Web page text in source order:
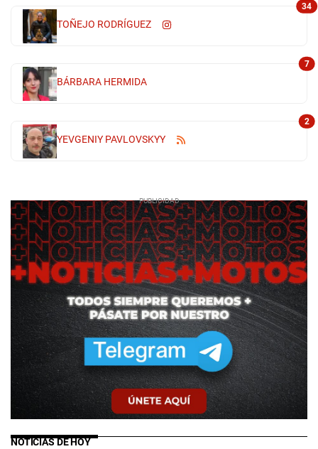
TOÑEJO RODRÍGUEZ
34
BÁRBARA HERMIDA
7
YEVGENIY PAVLOVSKYY
2
NOTICIAS DE HOY